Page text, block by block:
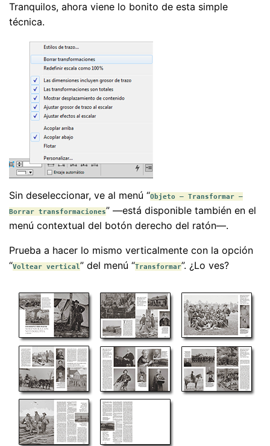
Tranquilos, ahora viene lo bonito de esta simple
técnica.
Sin deseleccionar, ve al menú “Objeto – Transformar –
Borrar transformaciones” —está disponible también en el
menú contextual del botón derecho del ratón—.
Prueba a hacer lo mismo verticalmente con la opción
“Voltear vertical” del menú “Transformar”. ¿Lo ves?